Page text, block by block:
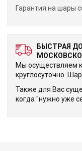
Гарантия на шары
БЫСТРАЯ
Мы осуществляем
круглосуточно.
Также для Вас
когда "нужно уже